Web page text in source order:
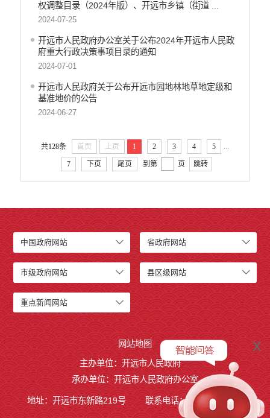
权调整目录（2024年版）、开远市乡镇（街道 ...
2024-07-25
开远市人民政府办公室关于公布2024年开远市人民政
府重大行政决策事项目录的通知
2024-07-01
开远市人民政府关于公布开远市园地林地草地定级和
基准地价的公告
2024-06-27
共128条 首页 上页 1 2 3 4 5 ...
7 下页 尾页 到第 页 跳转
中国政府网站 省政府网站
市级政府网站 县区级网站
重点新闻网站
网站地图
主办单位：开远市人民政府
承办单位：开远市人民政府办公室
地址：开远市东新路219号 联系电话：0873-7236877
x